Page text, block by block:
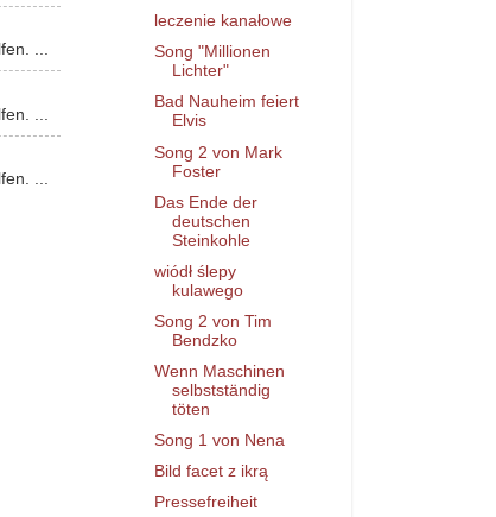
...
...
...
leczenie kanałowe
Song "Millionen
Lichter"
Bad Nauheim feiert
Elvis
Song 2 von Mark
Foster
Das Ende der
deutschen
Steinkohle
wiódł ślepy
kulawego
Song 2 von Tim
Bendzko
Wenn Maschinen
selbstständig
töten
Song 1 von Nena
Bild facet z ikrą
Pressefreiheit